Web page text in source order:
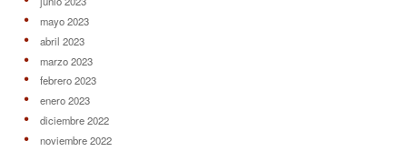
mayo 2023
abril 2023
marzo 2023
febrero 2023
enero 2023
diciembre 2022
noviembre 2022